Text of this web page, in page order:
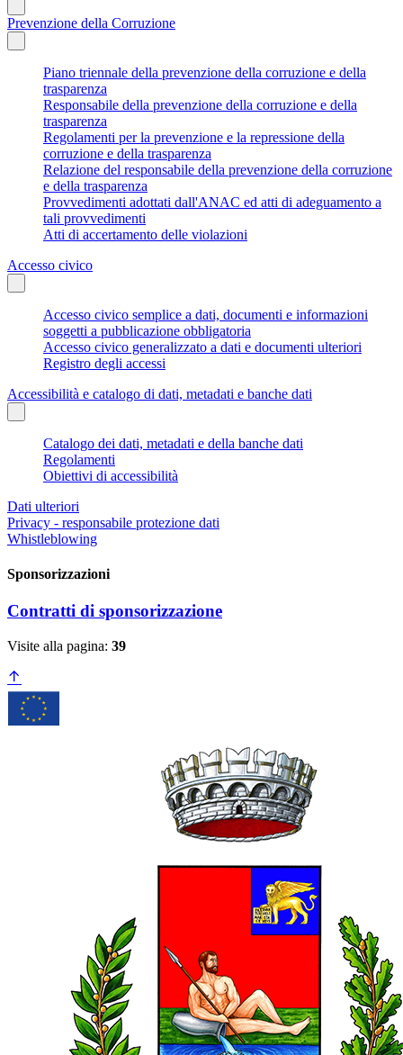
Prevenzione della Corruzione
Piano triennale della prevenzione della corruzione e della
trasparenza
Responsabile della prevenzione della corruzione e della
trasparenza
Regolamenti per la prevenzione e la repressione della
corruzione e della trasparenza
Relazione del responsabile della prevenzione della corruzione
e della trasparenza
Provvedimenti adottati dall'ANAC ed atti di adeguamento a
tali provvedimenti
Atti di accertamento delle violazioni
Accesso civico
Accesso civico semplice a dati, documenti e informazioni
soggetti a pubblicazione obbligatoria
Accesso civico generalizzato a dati e documenti ulteriori
Registro degli accessi
Accessibilità e catalogo di dati, metadati e banche dati
Catalogo dei dati, metadati e della banche dati
Regolamenti
Obiettivi di accessibilità
Dati ulteriori
Privacy - responsabile protezione dati
Whistleblowing
Sponsorizzazioni
Contratti di sponsorizzazione
Visite alla pagina: 39